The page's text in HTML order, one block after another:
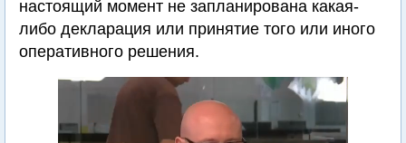
настоящий момент не запланирована какая-
либо декларация или принятие того или иного
оперативного решения.